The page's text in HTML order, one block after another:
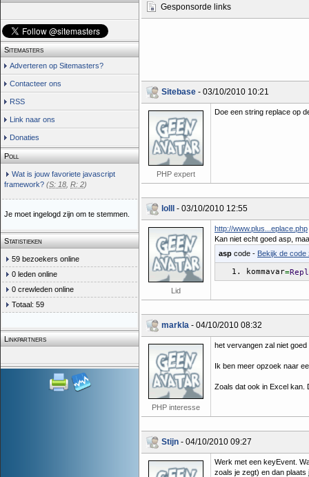
Sitemasters
Adverteren op Sitemasters?
Contacteer ons
RSS
Link naar ons
Donaties
Poll
Wat is jouw favoriete javascript
framework? (S: 18 R: 2)
Je moet ingelogd zijn om te stemmen.
Statistieken
59 bezoekers online
0 leden online
0 crewleden online
Totaal: 59
Linkpartners
Gesponsorde links
Sitebase - 03/10/2010 10:21
PHP expert
Doe een string replace op
lolll - 03/10/2010 12:55
Lid
http://www.plus...eplace.php
Kan niet echt goed asp,
asp code - Bekijk de code
kommavar=
markla - 04/10/2010 08:32
PHP interesse
het vervangen zal niet goed
Ik ben meer opzoek naar
Zoals dat ook in Excel kan.
Stijn - 04/10/2010 09:27
Werk met een keyEvent.
zoals je zegt) en dan plaats